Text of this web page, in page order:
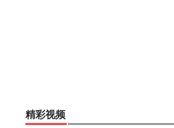
精彩视频